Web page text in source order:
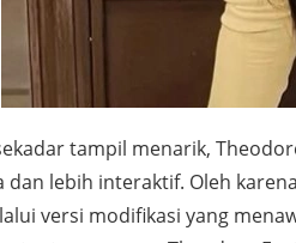
tampil menarik,
dan lebih interaktif. Oleh
versi modifikasi yang